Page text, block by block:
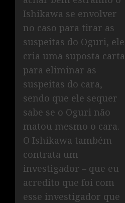
Ishikawa se envolver
no caso para tirar as
suspeitas do Oguri, ele
cria uma suposta carta
para eliminar as
suspeitas do cara,
sendo que ele sequer
sabe se o Oguri não
matou mesmo o cara.
O Ishikawa também
contrata um
investigador – que eu
acredito que foi com
esse investigador que